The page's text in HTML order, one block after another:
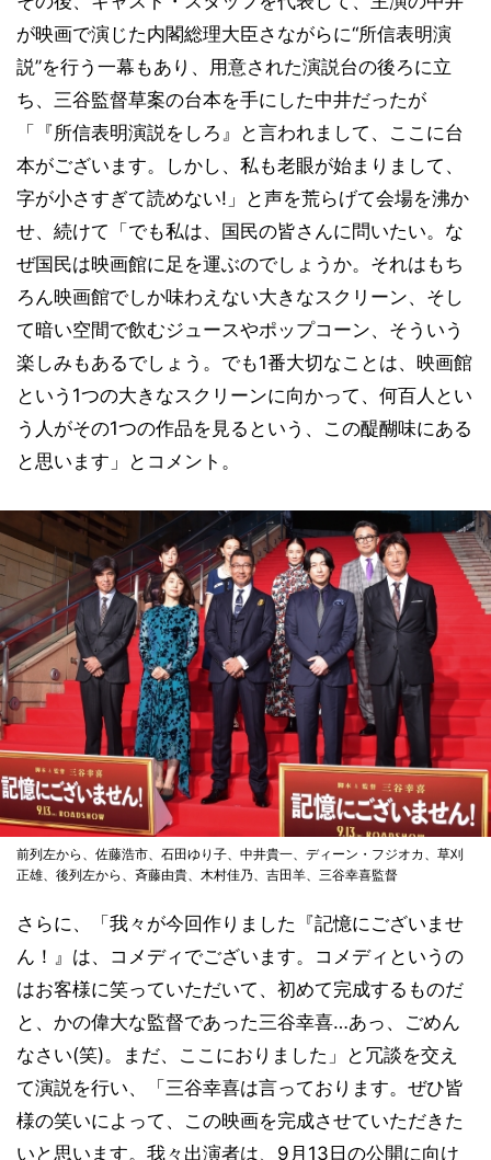
が映画で演じた内閣総理大臣さながらに“所信表明演
説”を行う一幕もあり、用意された演説台の後ろに立
ち、三谷監督草案の台本を手にした中井だったが
「『所信表明演説をしろ』と言われまして、ここに台
本がございます。しかし、私も老眼が始まりまして、
字が小さすぎて読めない!」と声を荒らげて会場を沸か
せ、続けて「でも私は、国民の皆さんに問いたい。な
ぜ国民は映画館に足を運ぶのでしょうか。それはもち
ろん映画館でしか味わえない大きなスクリーン、そし
て暗い空間で飲むジュースやポップコーン、そういう
楽しみもあるでしょう。でも1番大切なことは、映画館
という1つの大きなスクリーンに向かって、何百人とい
う人がその1つの作品を見るという、この醍醐味にある
と思います」とコメント。
前列左から、佐藤浩市、石田ゆり子、中井貴一、ディーン・フジオカ、草刈
正雄、後列左から、斉藤由貴、木村佳乃、吉田羊、三谷幸喜監督
さらに、「我々が今回作りました『記憶にございませ
ん！』は、コメディでございます。コメディというの
はお客様に笑っていただいて、初めて完成するものだ
と、かの偉大な監督であった三谷幸喜…あっ、ごめん
なさい(笑)。まだ、ここにおりました」と冗談を交え
て演説を行い、「三谷幸喜は言っております。ぜひ皆
様の笑いによって、この映画を完成させていただきた
いと思います。我々出演者は、9月13日の公開に向け